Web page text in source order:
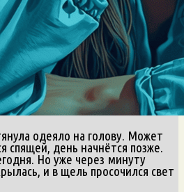
одеяло на голову. Может
спящей, день начнётся позже.
Но уже через минуту
и в щель просочился свет